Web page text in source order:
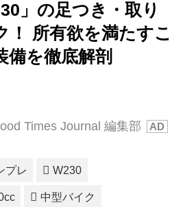
」の足つき・取り
！ 所有欲を満たすこ
備を徹底解剖
Times Journal 編集部
プレ W230
中型バイク